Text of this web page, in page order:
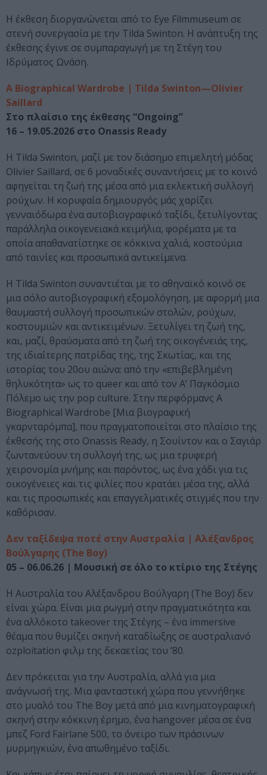
Η έκθεση διοργανώνεται από το Eye Filmmuseum σε
στενή συνεργασία με την Tilda Swinton. Η ανάπτυξη της
έκθεσης έγινε σε συμπαραγωγή με τη Στέγη του
Ιδρύματος Ωνάση.
A Biographical Wardrobe | Tilda Swinton—Olivier
Saillard
Στο πλαίσιο της έκθεσης “Ongoing”
16 – 19.05.2026 στο Onassis Ready
Η Tilda Swinton, μαζί με τον διάσημο επιμελητή μόδας
Olivier Saillard, σε 6 μοναδικές συναντήσεις με το κοινό
αφηγείται τη ζωή της μέσα από μια εκλεκτική συλλογή
ρούχων. Η κορυφαία δημιουργός μάς χαρίζει
γενναιόδωρα ένα αυτοβιογραφικό ταξίδι, ξετυλίγοντας
παράλληλα οικογενειακά κειμήλια, φορέματα με τα
οποία απαθανατίστηκε σε κόκκινα χαλιά, κοστούμια
από ταινίες και προσωπικά αντικείμενα.
Η Tilda Swinton συναντιέται με το αθηναϊκό κοινό σε
μια σόλο αυτοβιογραφική εξομολόγηση, με αφορμή μια
θαυμαστή συλλογή προσωπικών στολών, ρούχων,
κοστουμιών και αντικειμένων. Ξετυλίγει τη ζωή της,
και, μαζί, θραύσματα από τη ζωή της οικογένειάς της,
της ιδιαίτερης πατρίδας της, της Σκωτίας, και της
ιστορίας του 20ου αιώνα: από την «επιβεβλημένη
θηλυκότητα» ως το queer και από τον Α’ Παγκόσμιο
Πόλεμο ως την pop culture. Στην περφόρμανς A
Biographical Wardrobe [Μια βιογραφική
γκαρνταρόμπα], που πραγματοποιείται στο πλαίσιο της
έκθεσής της στο Onassis Ready, η Σουίντον και ο Σαγιάρ
ζωντανεύουν τη συλλογή της, ως μια τρυφερή
χειρονομία μνήμης και παρόντος, ως ένα χάδι για τις
οικογένειες και τις φιλίες που κρατάει μέσα της, αλλά
και τις προσωπικές και επαγγελματικές στιγμές που την
καθόρισαν.
Δεν ταξίδεψα ποτέ στην Αυστραλία | Αλέξανδρος
Βούλγαρης (The Boy)
05 – 06.06.26 | Μουσική σε όλο το κτίριο της Στέγης
Η Αυστραλία του Αλέξανδρου Βούλγαρη (The Boy) δεν
είναι χώρα. Είναι μια ρωγμή στην πραγματικότητα και
ένα αλλόκοτο takeover της Στέγης – ένα immersive
θέαμα που θυμίζει σκηνή καταδίωξης σε αυστραλιανό
ozploitation φιλμ της δεκαετίας του ’80.
Δεν πρόκειται για την Αυστραλία, αλλά για μια
ανάγνωσή της. Μια φανταστική χώρα που γεννήθηκε
στο μυαλό του The Boy μετά από μια κινηματογραφική
σκηνή στην κόκκινη έρημο, ένα hangover μέσα σε ένα
μπεζ Ford Fairlane 500, το όνειρο των πράσινων
μυρμηγκιών, ένα απωθημένο ταξίδι.